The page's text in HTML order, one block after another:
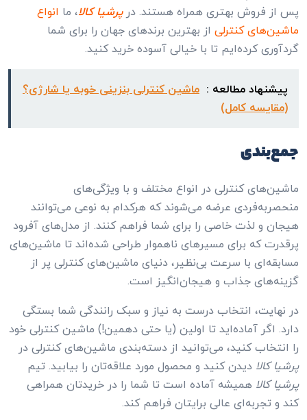
پس از فروش بهتری همراه هستند. درپرشیا کالا، ما انواع
ماشین‌های کنترلی از بهترین برندهای جهان را برای شما
گردآوری کرده‌ایم تا با خیالی آسوده خرید کنید.
پیشنهاد مطالعه : ماشین کنترلی بنزینی خوبه یا شارژی؟
(مقایسه کامل)
جمع‌بندی
ماشین‌های کنترلی در انواع مختلف و با ویژگی‌های
منحصربه‌فردی عرضه می‌شوند که هرکدام به نوعی می‌توانند
هیجان و لذت خاصی را برای شما فراهم کنند. از مدل‌های آفرود
پرقدرت که برای مسیرهای ناهموار طراحی شده‌اند تا ماشین‌های
مسابقه‌ای با سرعت بی‌نظیر، دنیای ماشین‌های کنترلی پر از
گزینه‌های جذاب و هیجان‌انگیز است.
در نهایت، انتخاب درست به نیاز و سبک رانندگی شما بستگی
دارد. اگر آماده‌اید تا اولین (یا حتی دهمین!) ماشین کنترلی خود
را انتخاب کنید، می‌توانید از دسته‌بندی ماشین‌های کنترلی در
پرشیا کالا دیدن کنید و محصول مورد علاقه‌تان را بیابید. تیم
پرشیا کالا همیشه آماده است تا شما را در خریدتان همراهی
کند و تجربه‌ای عالی برایتان فراهم کند.